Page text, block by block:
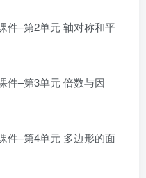
–第2单元 轴对称和平
–第3单元 倍数与因
–第4单元 多边形的面